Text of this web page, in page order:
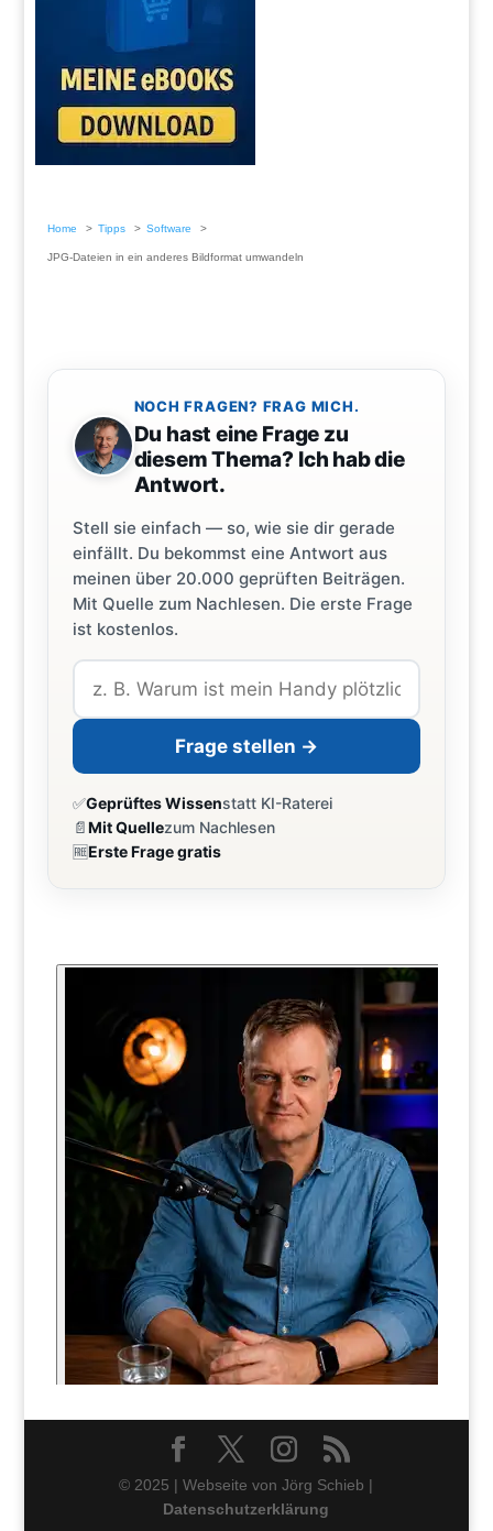
Home Tipps Software
JPG-Dateien in ein anderes Bildformat umwandeln
NOCH FRAGEN? FRAG MICH.
Du hast eine Frage zu
diesem Thema? Ich hab die
Antwort.
Stell sie einfach — so, wie sie dir gerade
einfällt. Du bekommst eine Antwort aus
meinen über 20.000 geprüften Beiträgen.
Mit Quelle zum Nachlesen. Die erste Frage
ist kostenlos.
Frage stellen →
✅Geprüftes Wissenstatt KI-Raterei
📄Mit Quellezum Nachlesen
🆓Erste Frage gratis
© 2025 | Webseite von Jörg Schieb |
Datenschutzerklärung